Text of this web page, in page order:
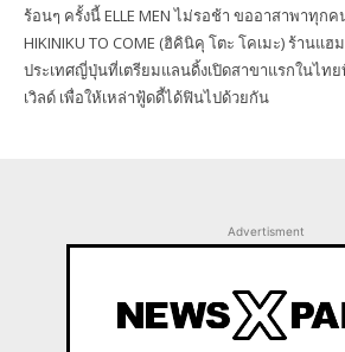
ร้อนๆ ครั้งนี้ ELLE MEN ไม่รอช้า ขออาสาพาทุก
HIKINIKU TO COME (ฮิคินิคุ โตะ โคเมะ) ร้านแฮ
ประเทศญี่ปุ่นที่เตรียมแลนดิ้งเปิดสาขาแรกในไท
เวิลด์ เพื่อให้เหล่าฟู้ดดี้ได้ฟินไปด้วยกัน
Advertisment